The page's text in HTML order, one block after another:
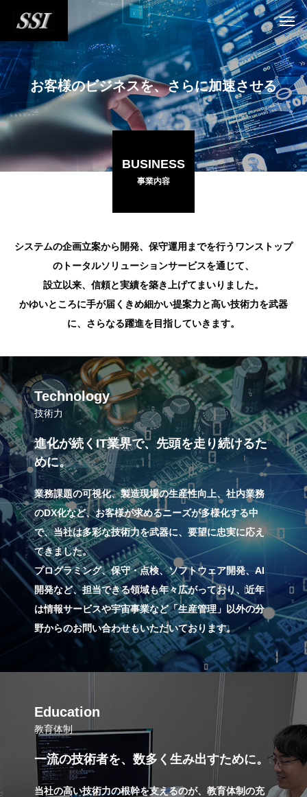
お客様のビジネスを、さらに加速させる
BUSINESS
事業内容
システムの企画立案から開発、保守運用までを行うワンストップ
のトータルソリューションサービスを通じて、
設立以来、信頼と実績を築き上げてまいりました。
かゆいところに手が届くきめ細かい提案力と高い技術力を武器
に、さらなる躍進を目指していきます。
Technology
技術力
進化が続くIT業界で、先頭を走り続けるた
めに。
業務課題の可視化、製造現場の生産性向上、社内業務
のDX化など、お客様が求めるニーズが多様化する中
で、当社は多彩な技術力を武器に、要望に忠実に応え
てきました。
プログラミング、保守・点検、ソフトウェア開発、AI
開発など、担当できる領域も年々広がっており、近年
は情報サービスや宇宙事業など「生産管理」以外の分
野からのお問い合わせもいただいております。
Education
教育体制
一流の技術者を、数多く生み出すために。
当社の高い技術力の根幹を支えるのが、教育体制の充